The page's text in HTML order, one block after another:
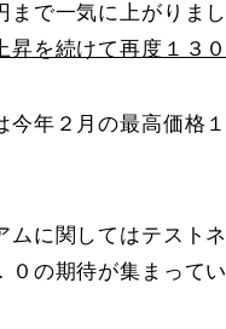
まで一気に上がりま
昇を続けて再度１３
今年２月の最高価格
ムに関してはテスト
０の期待が集まってい